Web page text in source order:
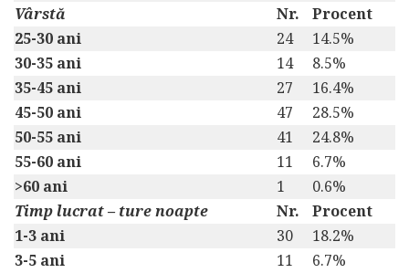
Vârstă
Nr.
Procent
25-30 ani
24
14.5%
30-35 ani
14
8.5%
35-45 ani
27
16.4%
45-50 ani
47
28.5%
50-55 ani
41
24.8%
55-60 ani
11
6.7%
>60 ani
1
0.6%
Timp lucrat – ture noapte
Nr.
Procent
1-3 ani
30
18.2%
3-5 ani
11
6.7%